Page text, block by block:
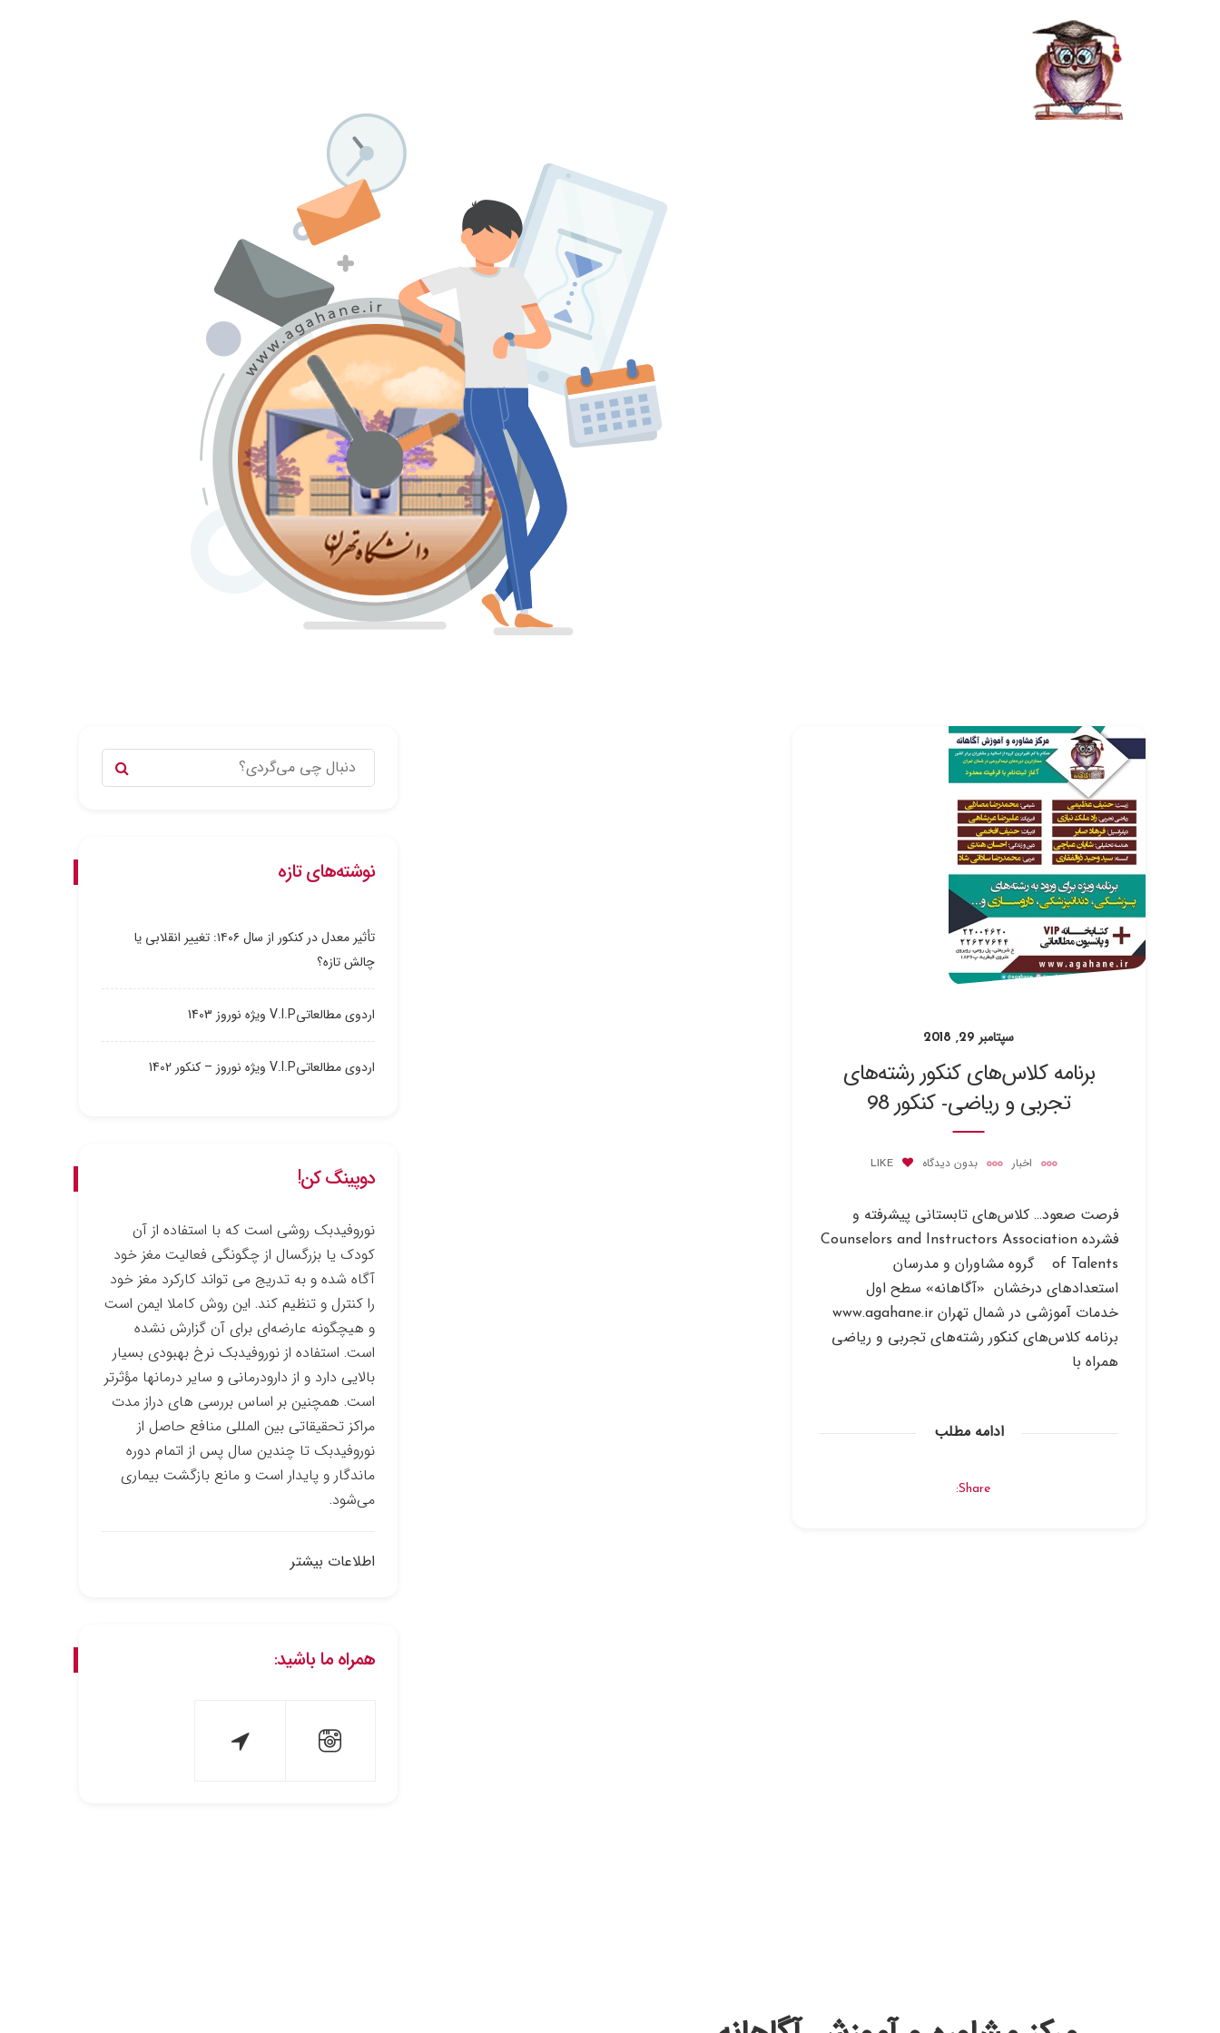
سپتامبر 29, 2018
برنامه کلاس‌های کنکور رشته‌های
تجربی و ریاضی- کنکور 98
اخبار بدون دیدگاه LIKE
فرصت صعود… کلاس‌های تابستانی پیشرفته و
فشرده Counselors and Instructors Association
of Talents گروه مشاوران و مدرسان
استعدادهای درخشان «آگاهانه» سطح اول
خدمات آموزشی در شمال تهران www.agahane.ir
برنامه کلاس‌های کنکور رشته‌های تجربی و ریاضی
همراه با
ادامه مطلب
Share:
نوشته‌های تازه
تأثیر معدل در کنکور از سال ۱۴۰۶: تغییر انقلابی یا
چالش تازه؟
اردوی مطالعاتیV.I.P ویژه نوروز 1403
اردوی مطالعاتیV.I.P ویژه نوروز – کنکور 1402
دوپینگ کن!
نوروفیدبک روشی است که با استفاده از آن
کودک یا بزرگسال از چگونگی فعالیت مغز خود
آگاه شده و به تدریج می ­تواند کارکرد مغز خود
را کنترل و تنظیم کند. این روش کاملا ایمن است
و هیچ­گونه عارضه‌ای برای آن گزارش نشده
است. استفاده از نوروفیدبک نرخ بهبودی بسیار
بالایی دارد و از دارو­درمانی و سایر درمان­ها مؤثرتر
است. همچنین بر اساس بررسی­ های دراز مدت
مراکز تحقیقاتی بین­ المللی منافع حاصل از
نوروفیدبک تا چندین سال پس از اتمام دوره
ماندگار و پایدار است و مانع بازگشت بیماری
می‌شود.
اطلاعات بیشتر
همراه ما باشید: